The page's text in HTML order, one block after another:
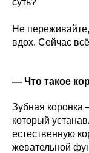
Не переживайте,
вдох. Сейчас
— Что такое
Зубная коронка
который
естественную
жевательной